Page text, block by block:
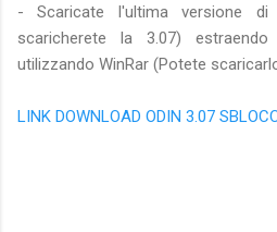
- Scaricate l'ultima versione
scaricherete la 3.07)
utilizzando WinRar (Potete
LINK DOWNLOAD ODIN 3.07